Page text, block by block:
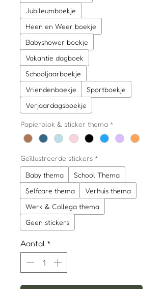
Jubileumboekje
Heen en Weer boekje
Babyshower boekje
Vakantie dagboek
Schooljaarboekje
Vriendenboekje
Sportboekje
Verjaardagsboekje
Papierblok & sticker thema *
Geïllustreerde stickers *
Baby thema
School Thema
Selfcare thema
Verhuis thema
Werk & Collega thema
Geen stickers
Aantal *